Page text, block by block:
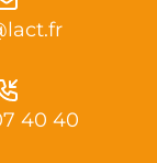
40 40